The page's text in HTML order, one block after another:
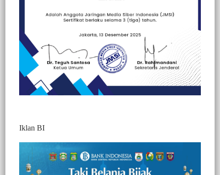
Sekwan Enrekang Tegaskan Belanja Modal
Rujab Ketua DPRD untuk Perawatan
Fasilitas Negara
Iklan BI